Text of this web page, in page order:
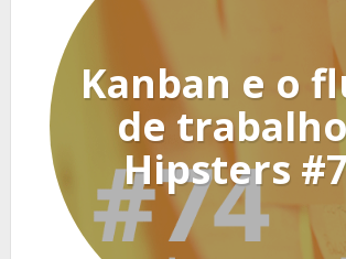
Kanban e o
de
Hipsters